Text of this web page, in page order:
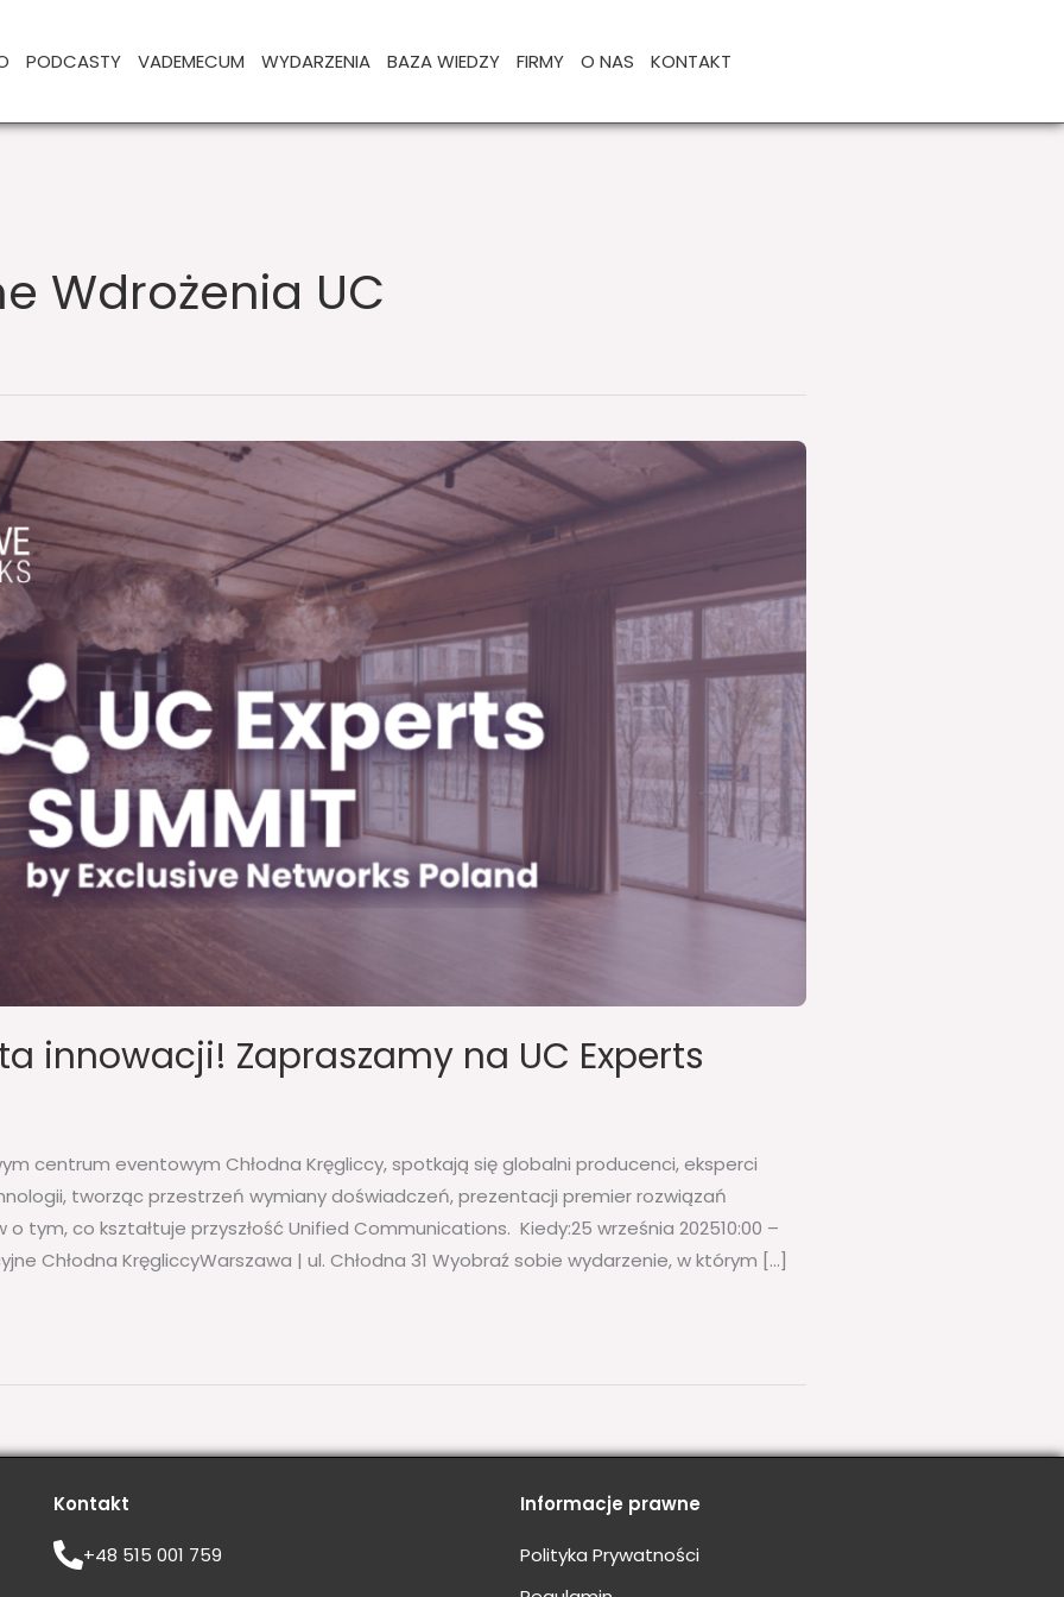
PODCASTY VADEMECUM WYDARZENIA BAZA WIEDZY FIRMY O NAS KONTAKT
Wdrożenia UC
innowacji! Zapraszamy na UC Experts
centrum eventowym Chłodna Kręgliccy, spotkają się globalni producenci, eksperci
tworząc przestrzeń wymiany doświadczeń, prezentacji premier rozwiązań
tym, co kształtuje przyszłość Unified Communications. Kiedy:25 września 202510:00 –
Chłodna KręgliccyWarszawa | ul. Chłodna 31 Wyobraź sobie wydarzenie, w którym […]
Kontakt
+48 515 001 759
Informacje prawne
Polityka Prywatności